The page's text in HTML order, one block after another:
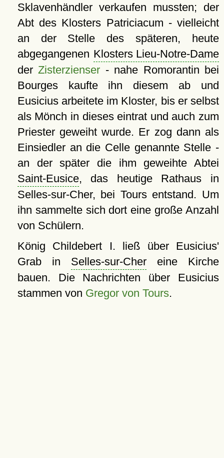
Sklavenhändler verkaufen mussten; der
Abt des Klosters Patriciacum - vielleicht
an der Stelle des späteren, heute
abgegangenen Klosters Lieu-Notre-Dame
derZisterzienser - nahe Romorantin bei
Bourges kaufte ihn diesem ab und
Eusicius arbeitete im Kloster, bis er selbst
als Mönch in dieses eintrat und auch zum
Priester geweiht wurde. Er zog dann als
Einsiedler an die Celle genannte Stelle -
an der später die ihm geweihte Abtei
Saint-Eusice, das heutige Rathaus in
Selles-sur-Cher, bei Tours entstand. Um
ihn sammelte sich dort eine große Anzahl
von Schülern.
König Childebert I. ließ über Eusicius'
Grab in Selles-sur-Chereine Kirche
bauen. Die Nachrichten über Eusicius
stammen von Gregor von Tours.